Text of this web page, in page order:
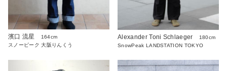
濱口 流星
164cm
スノーピーク 大阪りんくう
Alexander Toni Schlaeger
180cm
SnowPeak LANDSTATION TOKYO